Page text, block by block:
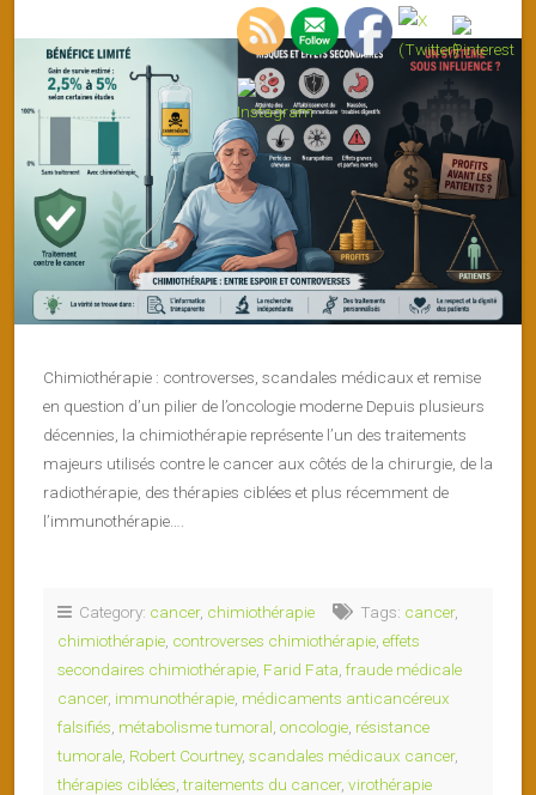
Chimiothérapie : controverses, scandales médicaux et remise
en question d’un pilier de l’oncologie moderne Depuis plusieurs
décennies, la chimiothérapie représente l’un des traitements
majeurs utilisés contre le cancer aux côtés de la chirurgie, de la
radiothérapie, des thérapies ciblées et plus récemment de
l’immunothérapie….
Category: cancer, chimiothérapie Tags: cancer,
chimiothérapie controverses chimiothérapie effets
secondaires chimiothérapie Farid Fata fraude médicale
cancer, immunothérapie médicaments anticancéreux
falsifiés métabolisme tumoral oncologie résistance
tumorale Robert Courtney, scandales médicaux cancer,
thérapies ciblées ,traitements du cancer, virothérapie